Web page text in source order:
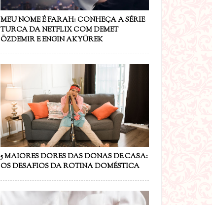
MEU NOME É FARAH: CONHEÇA A SÉRIE
TURCA DA NETFLIX COM DEMET
ÖZDEMIR E ENGIN AKYÜREK
5 MAIORES DORES DAS DONAS DE CASA:
OS DESAFIOS DA ROTINA DOMÉSTICA